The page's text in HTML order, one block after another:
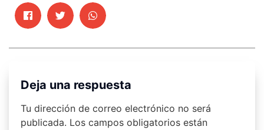
Deja una respuesta
Tu dirección de correo electrónico no será
publicada. Los campos obligatorios están